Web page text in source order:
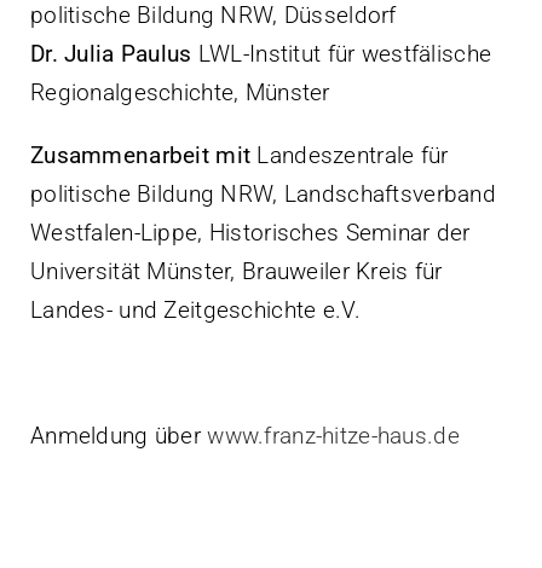
politische Bildung NRW, Düsseldorf
Dr. Julia Paulus LWL-Institut für westfälische
Regionalgeschichte, Münster
Zusammenarbeit mit Landeszentrale für
politische Bildung NRW, Landschaftsverband
Westfalen-Lippe, Historisches Seminar der
Universität Münster, Brauweiler Kreis für
Landes- und Zeitgeschichte e.V.
Anmeldung überwww.franz-hitze-haus.de